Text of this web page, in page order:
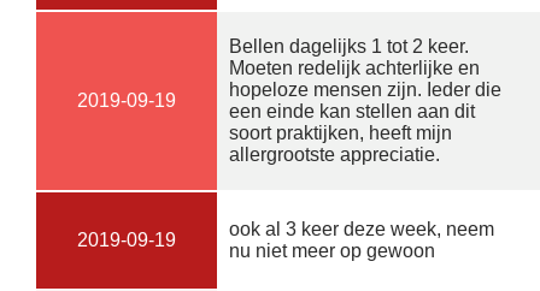
2019-09-19
Bellen dagelijks 1 tot 2 keer.
Moeten redelijk achterlijke en
hopeloze mensen zijn. Ieder die
een einde kan stellen aan dit
soort praktijken, heeft mijn
allergrootste appreciatie.
2019-09-19
ook al 3 keer deze week, neem
nu niet meer op gewoon